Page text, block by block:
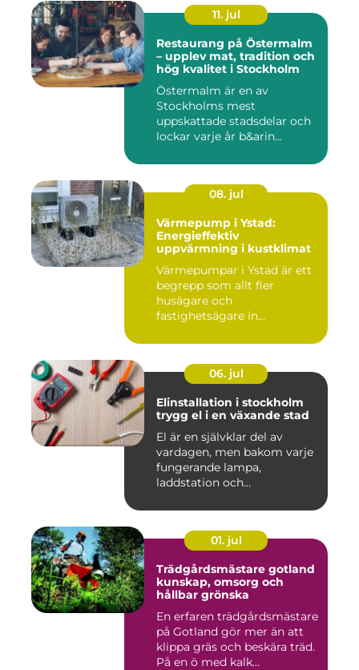
11. jul
Restaurang på Östermalm
– upplev mat, tradition och
hög kvalitet i Stockholm
Östermalm är en av
Stockholms mest
uppskattade stadsdelar och
lockar varje år b&arin...
08. jul
Värmepump i Ystad:
Energieffektiv
uppvärmning i kustklimat
Värmepumpar i Ystad är ett
begrepp som allt fler
husägare och
fastighetsägare in...
06. jul
Elinstallation i stockholm
trygg el i en växande stad
El är en självklar del av
vardagen, men bakom varje
fungerande lampa,
laddstation och
01. jul
Trädgårdsmästare gotland
kunskap, omsorg och
hållbar grönska
En erfaren trädgårdsmästare
på Gotland gör mer än att
klippa gräs och beskära träd.
På en ö med kalk...